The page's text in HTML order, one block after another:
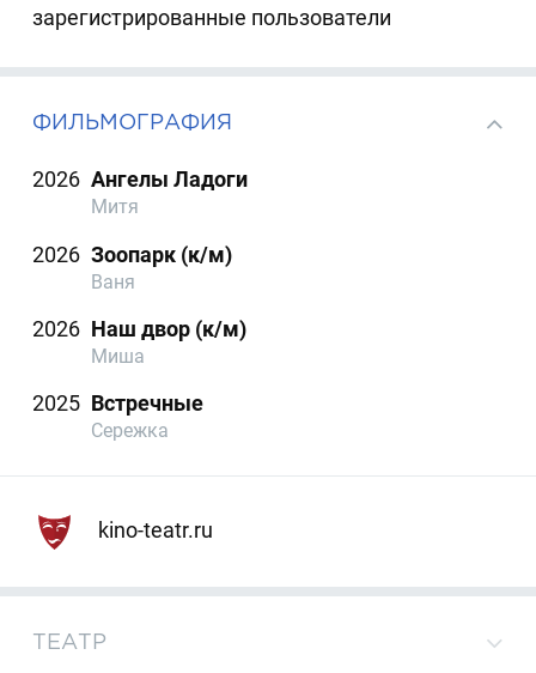
зарегистрированные пользователи
ФИЛЬМОГРАФИЯ
2026 Ангелы Ладоги
Митя
2026 Зоопарк (к/м)
Ваня
2026 Наш двор (к/м)
Миша
2025 Встречные
Сережка
kino-teatr.ru
ТЕАТР